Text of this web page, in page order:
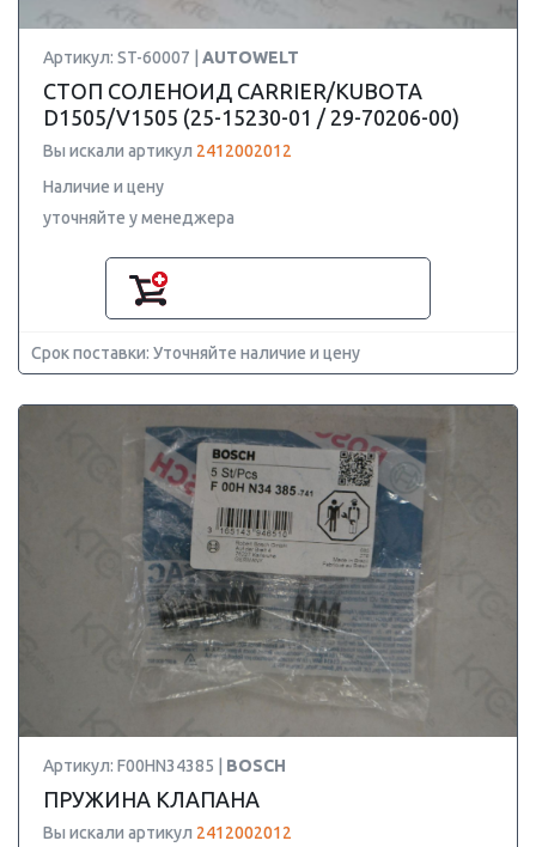
Артикул: ST-60007 | AUTOWELT
СТОП СОЛЕНОИД CARRIER/KUBOTA
D1505/V1505 (25-15230-01 / 29-70206-00)
Вы искали артикул 2412002012
Наличие и цену
уточняйте у менеджера
Срок поставки: Уточняйте наличие и цену
Артикул: F00HN34385 | BOSCH
ПРУЖИНА КЛАПАНА
Вы искали артикул 2412002012